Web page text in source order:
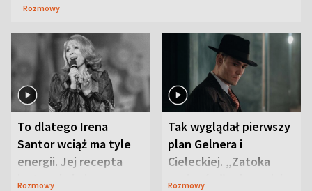
Rozmowy
To dlatego Irena
Santor wciąż ma tyle
energii. Jej recepta
jest zaskakująco
Rozmowy
Tak wyglądał pierwszy
plan Gelnera i
Cieleckiej. „Zatoka
szpiegów” od razu ich
Rozmowy